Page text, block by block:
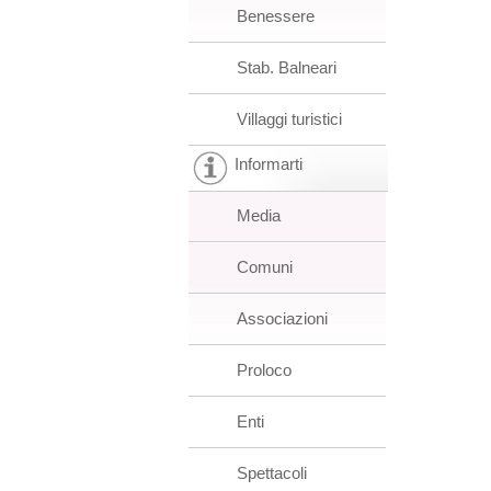
Benessere
Stab. Balneari
Villaggi turistici
Informarti
Media
Comuni
Associazioni
Proloco
Enti
Spettacoli